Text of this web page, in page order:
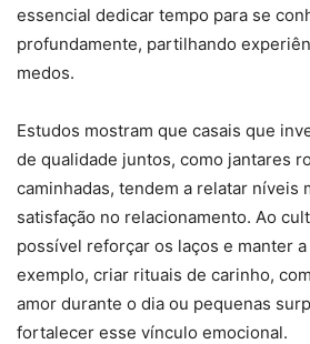
essencial dedicar tempo para se
profundamente, partilhando
medos.
Estudos mostram que casais que
de qualidade juntos, como jantares
caminhadas, tendem a relatar níveis
satisfação no relacionamento. Ao
possível reforçar os laços e manter
exemplo, criar rituais de carinho,
amor durante o dia ou pequenas
fortalecer esse vínculo emocional.